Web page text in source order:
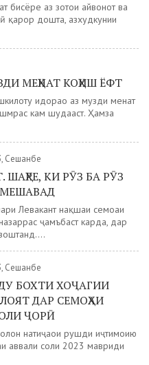
аз зотҳои ҳайвонот ва
қарор дошта, азхудкунии
МЕҲНАТ КОҲИШ ЁФТ
идораҳо аз музди меҳнат
кам шудааст. Ҳамза
Сешанбе
ШАҲРЕ, КИ РӮЗ БА РӮЗ
Левакант нақшаи семоҳаи
ҷамъбаст карда, дар
Сешанбе
БОХТИ ХОҶАГИИ
ДАР СЕМОҲАИ
ҶОРӢ
натиҷаҳои рушди иҷтимоию
аввали соли 2023 мавриди